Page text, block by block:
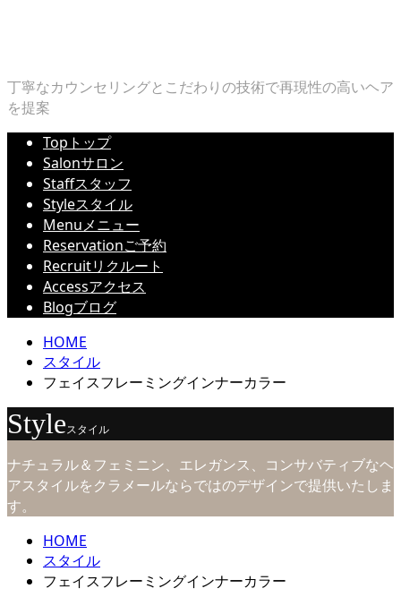
丁寧なカウンセリングとこだわりの技術で再現性の高いヘア
を提案
Top トップ
Salonサロン
Staffスタッフ
Styleスタイル
Menuメニュー
Reservationご予約
Recruitリクルート
Accessアクセス
Blogブログ
HOME
スタイル
フェイスフレーミングインナーカラー
Styleスタイル
ナチュラル＆フェミニン、エレガンス、コンサバティブなヘ
アスタイルをクラメールならではのデザインで提供いたしま
す。
HOME
スタイル
フェイスフレーミングインナーカラー